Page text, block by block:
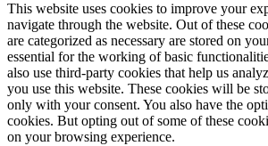
This website uses cookies to improve your
navigate through the website. Out of these
are categorized as necessary are stored on
essential for the working of basic
also use third-party cookies that help us
you use this website. These cookies will be
only with your consent. You also have the
cookies. But opting out of some of these
on your browsing experience.